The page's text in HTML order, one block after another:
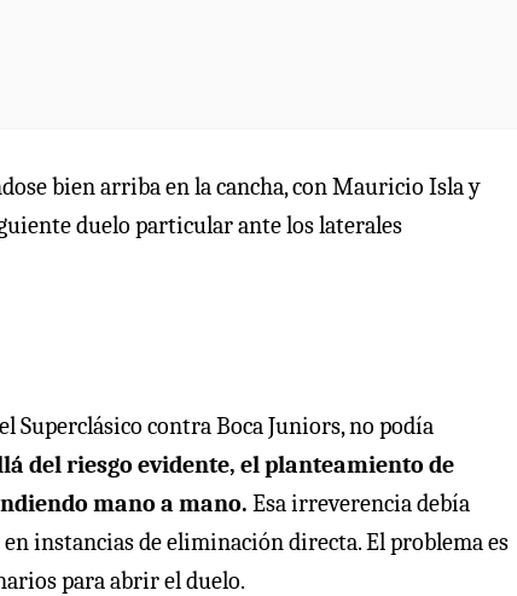
bien arriba en la cancha, con Mauricio Isla y
duelo particular ante los laterales
Superclásico contra Boca Juniors, no podía
del riesgo evidente, el planteamiento de
mano a mano. Esa irreverencia debía
instancias de eliminación directa. El problema es
para abrir el duelo.